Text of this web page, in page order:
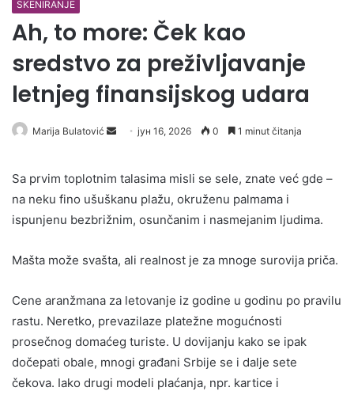
SKENIRANJE
Ah, to more: Ček kao
sredstvo za preživljavanje
letnjeg finansijskog udara
Marija Bulatović
Sendјун 16, 2026 0 1 minut čitanja
Sa prvim toplotnim talasima misli se sele, znate već gde –
na neku fino ušuškanu plažu, okruženu palmama i
ispunjenu bezbrižnim, osunčanim i nasmejanim ljudima.
Mašta može svašta, ali realnost je za mnoge surovija priča.
Cene aranžmana za letovanje iz godine u godinu po pravilu
rastu. Neretko, prevazilaze platežne mogućnosti
prosečnog domaćeg turiste. U dovijanju kako se ipak
dočepati obale, mnogi građani Srbije se i dalje sete
čekova. Iako drugi modeli plaćanja, npr. kartice i